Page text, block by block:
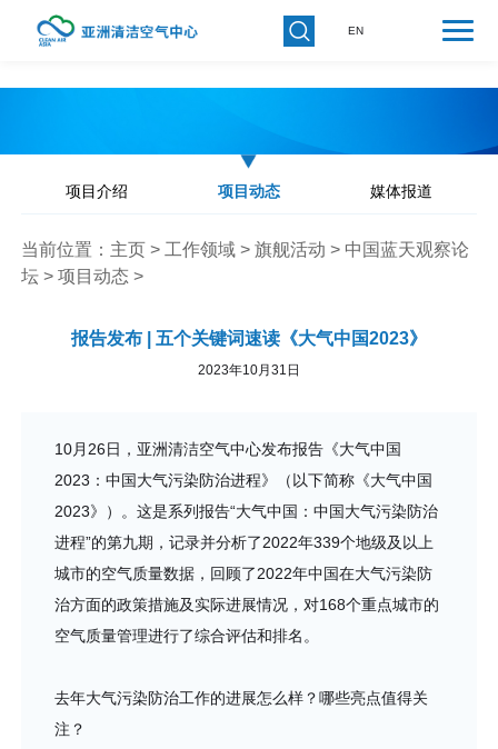
EN
项目介绍 项目动态 媒体报道
当前位置： 主页 > 工作领域 >旗舰活动 > 中国蓝天观察论
坛 >项目动态 >
报告发布 | 五个关键词速读《大气中国2023》
2023年10月31日
10月26日，亚洲清洁空气中心发布报告《大气中国
2023：中国大气污染防治进程》（以下简称《大气中国
2023》）。这是系列报告“大气中国：中国大气污染防治
进程”的第九期，记录并分析了2022年339个地级及以上
城市的空气质量数据，回顾了2022年中国在大气污染防
治方面的政策措施及实际进展情况，对168个重点城市的
空气质量管理进行了综合评估和排名。
去年大气污染防治工作的进展怎么样？哪些亮点值得关
注？